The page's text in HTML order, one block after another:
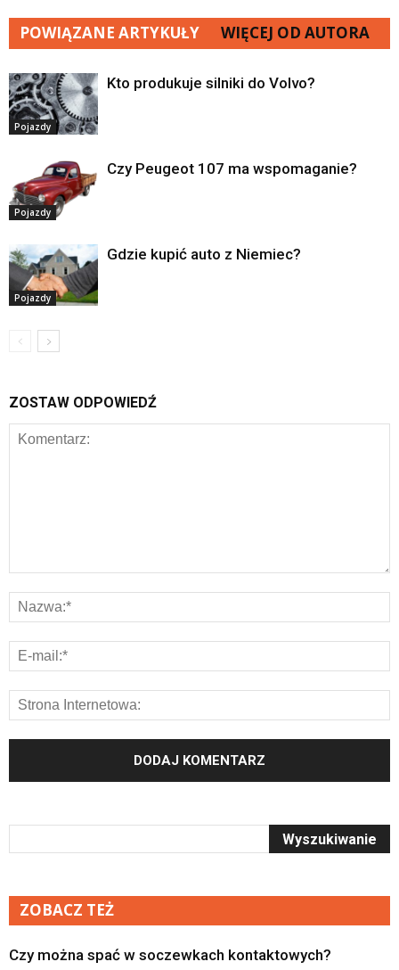
POWIĄZANE ARTYKUŁY WIĘCEJ OD AUTORA
Pojazdy
Kto produkuje silniki do Volvo?
Pojazdy
Czy Peugeot 107 ma wspomaganie?
Pojazdy
Gdzie kupić auto z Niemiec?
ZOSTAW ODPOWIEDŹ
ZOBACZ TEŻ
Czy można spać w soczewkach kontaktowych?